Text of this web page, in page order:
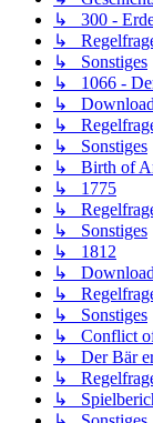
↳ 300 -
↳
↳ Sonstiges
↳ 1066 -
↳
↳
↳ Sonstiges
↳ Birth of
↳ 1775
↳
↳ Sonstiges
↳ 1812
↳
↳
↳ Sonstiges
↳ Conflict
↳ Der Bär
↳
↳